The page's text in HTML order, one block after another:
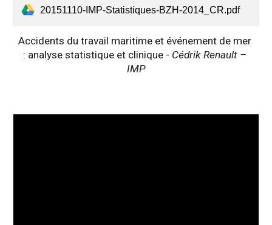
20151110-IMP-Statistiques-BZH-2014_CR.pdf
Accidents du travail maritime et événement de mer
: analyse statistique et clinique - Cédrik Renault –
IMP